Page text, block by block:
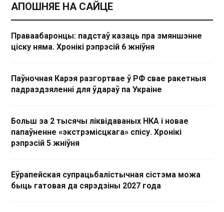
АПОШНЯЕ НА САЙЦЕ
Праваабаронцы: падстаў казаць пра змяншэнне
ціску няма. Хронікі рэпрэсій 6 жніўня
Паўночная Карэя разгортвае ў РФ свае ракетныя
падраздзяленні для ўдараў па Украіне
Больш за 2 тысячы ліквідаваных НКА і новае
папаўненне «экстрэмісцкага» спісу. Хронікі
рэпрэсій 5 жніўня
Еўрапейская супрацьбалістычная сістэма можа
быць гатовая да сярэдзіны 2027 года